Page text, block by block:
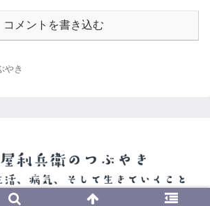
コメントを書き込む
やき
代書屋利兵衛のつぶやき.